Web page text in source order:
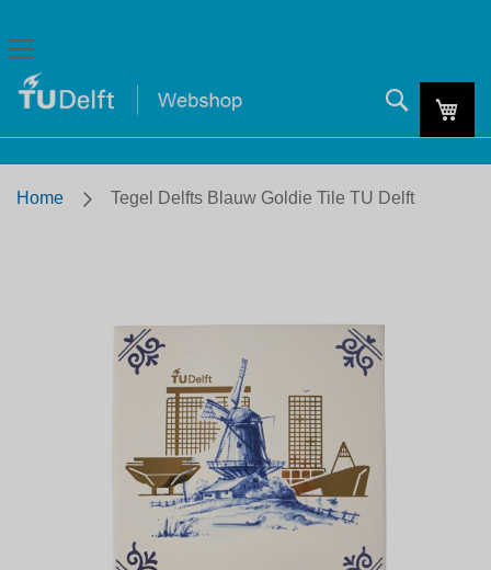
Mijn
Zoeken
Home Tegel Delfts Blauw Goldie Tile TU Delft